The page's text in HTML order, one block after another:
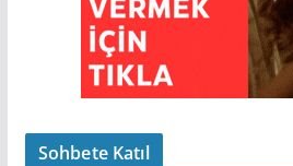
Sohbete Katıl